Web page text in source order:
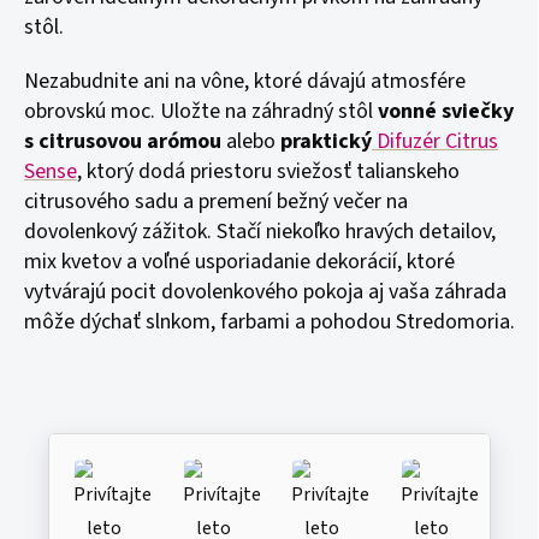
stôl.
Nezabudnite ani na vône, ktoré dávajú atmosfére
obrovskú moc. Uložte na záhradný stôlvonné sviečky
s citrusovou arómou alebo praktickýDifuzér Citrus
Sense, ktorý dodá priestoru sviežosť talianskeho
citrusového sadu a premení bežný večer na
dovolenkový zážitok. Stačí niekoľko hravých detailov,
mix kvetov a voľné usporiadanie dekorácií, ktoré
vytvárajú pocit dovolenkového pokoja aj vaša záhrada
môže dýchať slnkom, farbami a pohodou Stredomoria.